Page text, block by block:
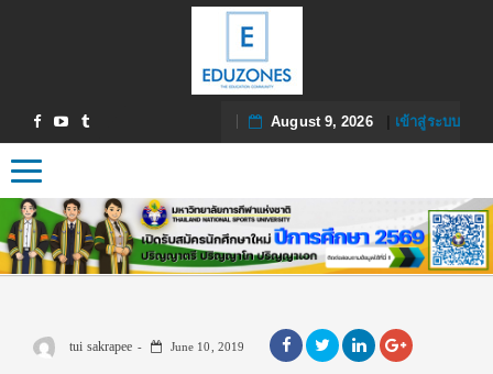
August 9, 2026| เข้าสู่ระบบ
Toggle navigation
tui sakrapee June 10, 2019